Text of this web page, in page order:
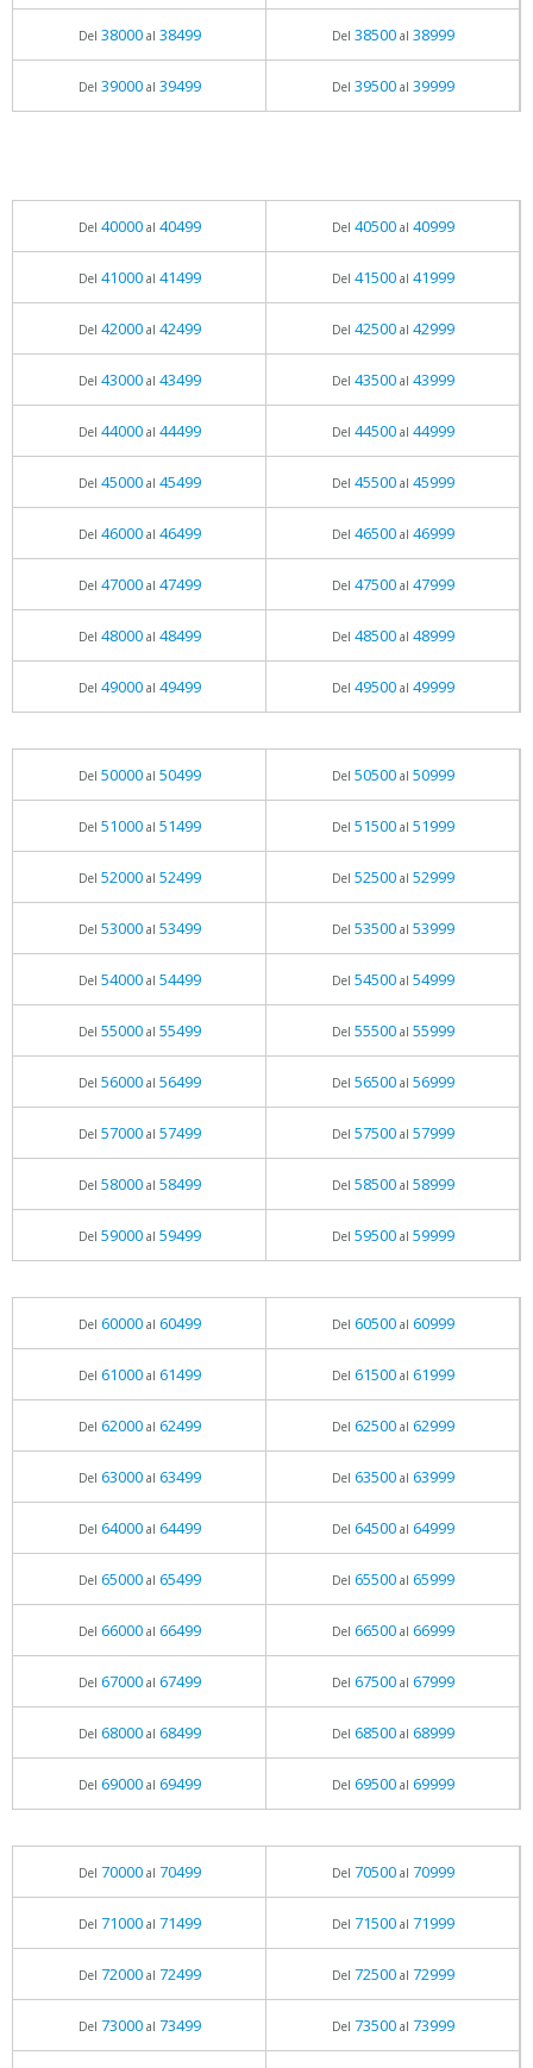
Del 38000al 38499 Del 38500al 38999
Del 39000al 39499 Del 39500al 39999
Del 40000al 40499 Del 40500al 40999
Del 41000al 41499 Del 41500al 41999
Del 42000al 42499 Del 42500al 42999
Del 43000al 43499 Del 43500al 43999
Del 44000al 44499 Del 44500al 44999
Del 45000al 45499 Del 45500al 45999
Del 46000al 46499 Del 46500al 46999
Del 47000al 47499 Del 47500al 47999
Del 48000al 48499 Del 48500al 48999
Del 49000al 49499 Del 49500al 49999
Del 50000al 50499 Del 50500al 50999
Del 51000al 51499 Del 51500al 51999
Del 52000al 52499 Del 52500al 52999
Del 53000al 53499 Del 53500al 53999
Del 54000al 54499 Del 54500al 54999
Del 55000al 55499 Del 55500al 55999
Del 56000al 56499 Del 56500al 56999
Del 57000al 57499 Del 57500al 57999
Del 58000al 58499 Del 58500al 58999
Del 59000al 59499 Del 59500al 59999
Del 60000al 60499 Del 60500al 60999
Del 61000al 61499 Del 61500al 61999
Del 62000al 62499 Del 62500al 62999
Del 63000al 63499 Del 63500al 63999
Del 64000al 64499 Del 64500al 64999
Del 65000al 65499 Del 65500al 65999
Del 66000al 66499 Del 66500al 66999
Del 67000al 67499 Del 67500al 67999
Del 68000al 68499 Del 68500al 68999
Del 69000al 69499 Del 69500al 69999
Del 70000al 70499 Del 70500al 70999
Del 71000al 71499 Del 71500al 71999
Del 72000al 72499 Del 72500al 72999
Del 73000al 73499 Del 73500al 73999